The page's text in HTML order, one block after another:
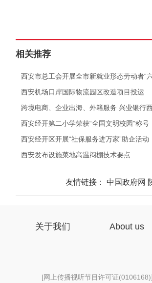
相关推荐
西安市总工会开展全市新就业形态劳动者“
西安机场口岸国际物流园区改造项目投运
跨境电商、企业出海、外籍服务 兴业银行
西安经开第二小学荣获“全国文明校园”称号
西安经开区开展“社保服务进万家”助企活动
西安发布设施菜地高温闷棚技术要点
友情链接： 中国政府网
关于我们 About us
[网上传播视听节目许可证(0106168)